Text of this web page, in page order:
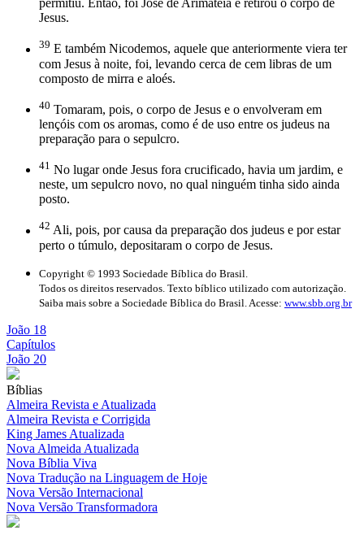
permitiu. Então, foi José de Arimateia e retirou o corpo de
Jesus.
39 E também Nicodemos, aquele que anteriormente viera ter
com Jesus à noite, foi, levando cerca de cem libras de um
composto de mirra e aloés.
40 Tomaram, pois, o corpo de Jesus e o envolveram em
lençóis com os aromas, como é de uso entre os judeus na
preparação para o sepulcro.
41 No lugar onde Jesus fora crucificado, havia um jardim, e
neste, um sepulcro novo, no qual ninguém tinha sido ainda
posto.
42 Ali, pois, por causa da preparação dos judeus e por estar
perto o túmulo, depositaram o corpo de Jesus.
Copyright © 1993 Sociedade Bíblica do Brasil.
Todos os direitos reservados. Texto bíblico utilizado com autorização.
Saiba mais sobre a Sociedade Bíblica do Brasil. Acesse: www.sbb.org.br
João 18
Capítulos
João 20
Bíblias
Almeira Revista e Atualizada
Almeira Revista e Corrigida
King James Atualizada
Nova Almeida Atualizada
Nova Bíblia Viva
Nova Tradução na Linguagem de Hoje
Nova Versão Internacional
Nova Versão Transformadora